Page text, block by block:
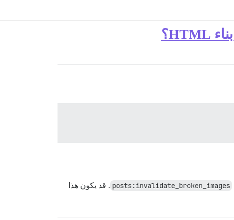
posts:invalidate_broken_images . قد يكون هذا